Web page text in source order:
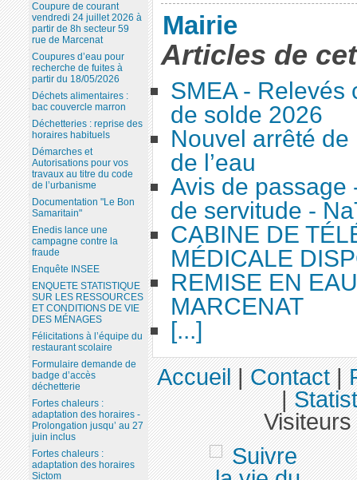
Mairie
Articles de
SMEA - Relevés
de solde 2026
Nouvel arrêté
de l’eau
Avis de passage
de servitude -
CABINE DE
MÉDICALE
REMISE EN
MARCENAT
[...]
Coupure de courant
vendredi 24 juillet 2026 à
partir de 8h secteur 59
rue de Marcenat
Coupures d’eau pour
recherche de fuites à
partir du 18/05/2026
Déchets alimentaires :
bac couvercle marron
Déchetteries : reprise des
horaires habituels
Démarches et
Autorisations pour vos
travaux au titre du code
de l’urbanisme
Documentation "Le Bon
Samaritain"
Enedis lance une
campagne contre la
fraude
Enquête INSEE
ENQUETE STATISTIQUE
SUR LES RESSOURCES
ET CONDITIONS DE VIE
DES MÉNAGES
Félicitations à l’équipe du
restaurant scolaire
Formulaire demande de
badge d’accès
déchetterie
Fortes chaleurs :
adaptation des horaires -
Prolongation jusqu’ au 27
juin inclus
Fortes chaleurs :
adaptation des horaires
Sictom
Accueil|Contact|
|